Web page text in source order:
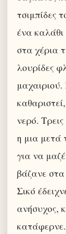
τσιμπίδες
ένα
στα χέρια
λουρίδες
νερό.
η μια μετά
για να
βάζανε
Σικό
ανήσυχος,